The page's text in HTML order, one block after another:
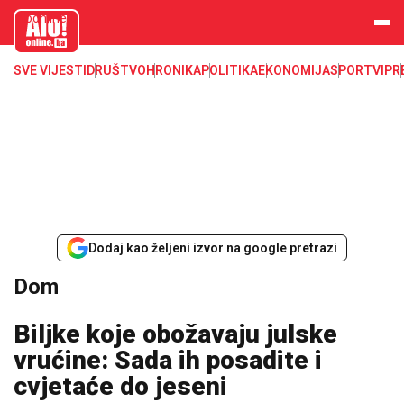
aloonline.b
SVE VIJESTI DRUŠTVOHRONIKAPOLITIKAEKONOMIJASPORTVIP
Dodaj kao željeni izvor na google pretrazi
Dom
Biljke koje obožavaju julske
vrućine: Sada ih posadite i
cvjetaće do jeseni